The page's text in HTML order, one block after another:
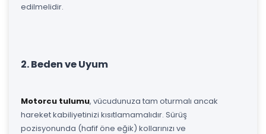
edilmelidir.
2. Beden ve Uyum
Motorcu tulumu, vücudunuza tam oturmalı ancak
hareket kabiliyetinizi kısıtlamamalıdır. Sürüş
pozisyonunda (hafif öne eğik) kollarınızı ve